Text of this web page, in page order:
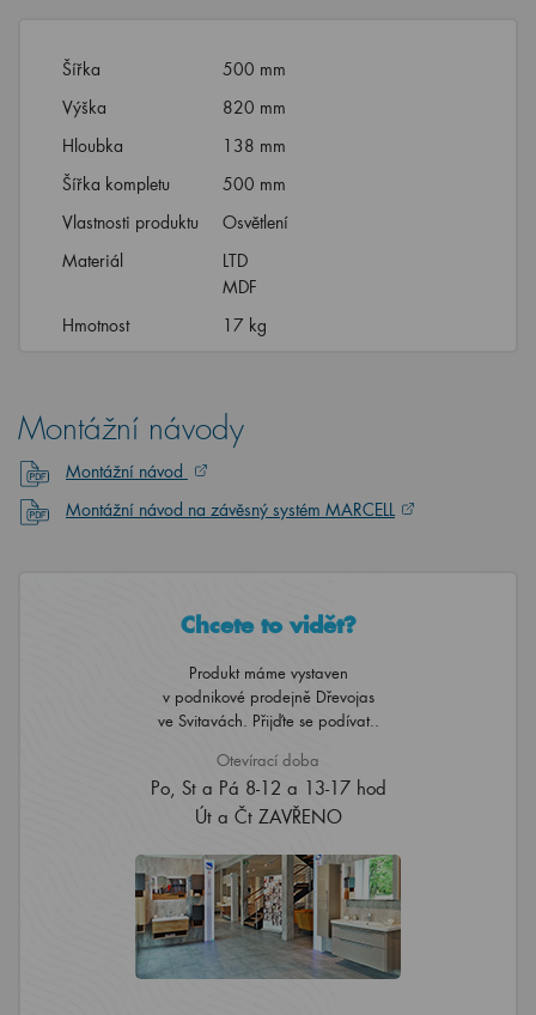
Šířka
500 mm
Výška
820 mm
Hloubka
138 mm
Šířka kompletu
500 mm
Vlastnosti produktu
Osvětlení
Materiál
LTD
MDF
Hmotnost
17 kg
Montážní návody
Montážní návod
Montážní návod na závěsný systém MARCELL
Chcete to vidět?
Produkt máme vystaven
v podnikové prodejně Dřevojas
ve Svitavách. Přijďte se podívat..
Otevírací doba
Po, St a Pá 8-12 a 13-17 hod
Út a Čt ZAVŘENO